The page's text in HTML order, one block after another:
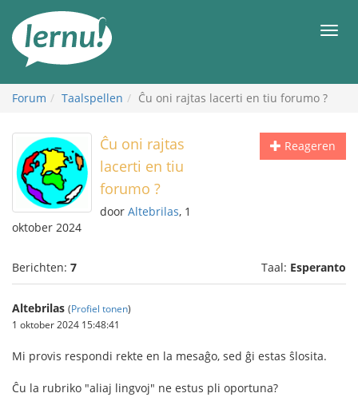
inhoud
Forum Taalspellen Ĉu oni rajtas lacerti en tiu forumo ?
Reageren
Ĉu oni rajtas
lacerti en tiu
forumo ?
door Altebrilas, 1
oktober 2024
Berichten: 7 Taal: Esperanto
Altebrilas (Profiel tonen)
1 oktober 2024 15:48:41
Mi provis respondi rekte en la mesaĝo, sed ĝi estas ŝlosita.
Ĉu la rubriko "aliaj lingvoj" ne estus pli oportuna?